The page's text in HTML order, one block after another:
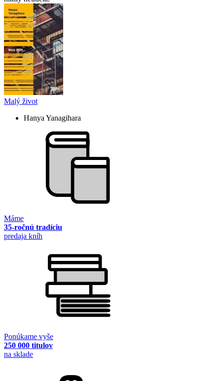
Malý život
Hanya Yanagihara
Máme
35-ročnú tradíciu
predaja kníh
Ponúkame vyše
250 000 titulov
na sklade